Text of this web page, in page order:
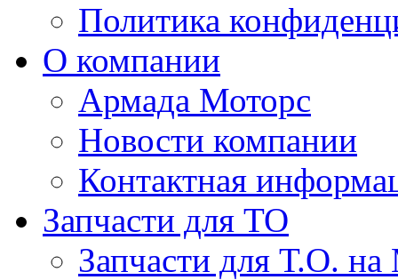
Политика
О компании
Армада Моторс
Новости компании
Контактная
Запчасти для ТО
Запчасти для Т.О. на